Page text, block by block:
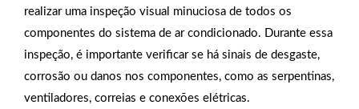
realizar uma inspeção visual minuciosa de todos os
componentes do sistema de ar condicionado. Durante essa
inspeção, é importante verificar se há sinais de desgaste,
corrosão ou danos nos componentes, como as serpentinas,
ventiladores, correias e conexões elétricas.